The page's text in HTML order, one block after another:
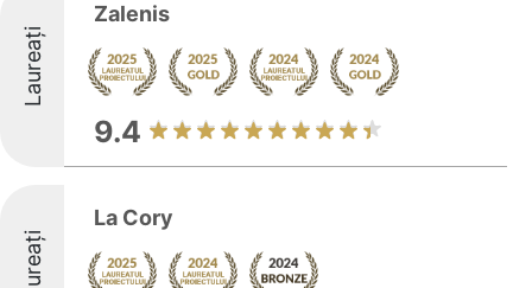
Laureați
Zalenis
9.4
Laureați
La Cory